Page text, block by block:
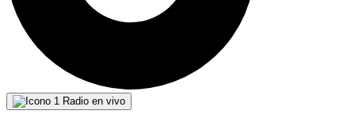
Radio en vivo